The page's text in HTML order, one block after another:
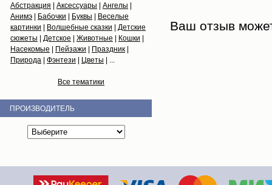
Ваш отзыв
Абстракция Аксессуары Ангелы
Анимэ
Бабочки Буквы
Веселые
картинки
Волшебные сказки
Детские
сюжеты
Детское Животные Кошки
Насекомые
Пейзажи Праздник
Природа
Фэнтези Цветы | ...
Все тематики
ПРОИЗВОДИТЕЛЬ